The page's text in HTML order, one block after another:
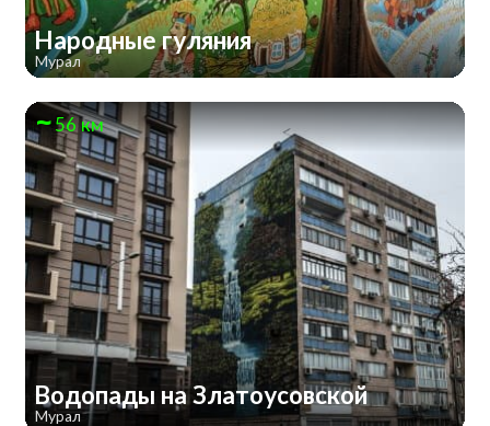
Народные гуляния
Мурал
56 км
Водопады на Златоусовской
Мурал